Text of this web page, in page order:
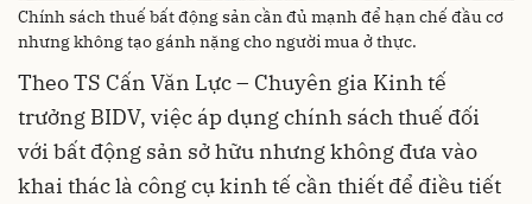
Chính sách thuế bất động sản cần đủ mạnh để hạn chế đầu cơ
nhưng không tạo gánh nặng cho người mua ở thực.
Theo TS Cấn Văn Lực – Chuyên gia Kinh tế
trưởng BIDV, việc áp dụng chính sách thuế đối
với bất động sản sở hữu nhưng không đưa vào
khai thác là công cụ kinh tế cần thiết để điều tiết